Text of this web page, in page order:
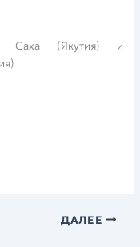
Саха (Якутия) и
ДАЛЕЕ